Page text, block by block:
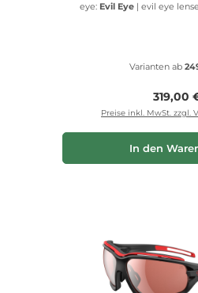
eye: Evil Eye | evil eye
Varianten ab
319,00
Preise inkl. MwSt. zzgl.
In den